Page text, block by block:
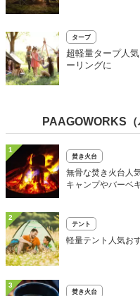
タープ
超軽量タープ人
ーリングに
PAAGOWORKS
1
焚き火台
無骨な焚き火台人
キャンプやバーベ
2
テント
軽量テント人気お
3
焚き火台